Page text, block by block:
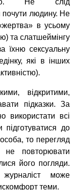
почути людину. Не
в усьому
та слатшеймінгу
їхню сексуальну
які в інших
відкритими,
підказки. За
використати всі
підготуватися до
то перегляд
не повторювати
його погляди.
журналіст може
теми.